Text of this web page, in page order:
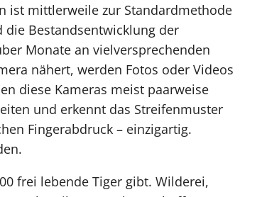
ist mittlerweile zur Standardmethode
die Bestandsentwicklung der
Monate an vielversprechenden
nähert, werden Fotos oder Videos
diese Kameras meist paarweise
und erkennt das Streifenmuster
Fingerabdruck – einzigartig.
frei lebende Tiger gibt. Wilderei,